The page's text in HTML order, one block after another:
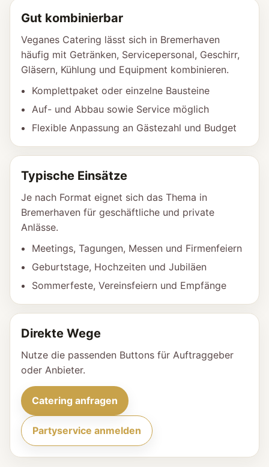
Gut kombinierbar
Veganes Catering lässt sich in Bremerhaven
häufig mit Getränken, Servicepersonal, Geschirr,
Gläsern, Kühlung und Equipment kombinieren.
Komplettpaket oder einzelne Bausteine
Auf- und Abbau sowie Service möglich
Flexible Anpassung an Gästezahl und Budget
Typische Einsätze
Je nach Format eignet sich das Thema in
Bremerhaven für geschäftliche und private
Anlässe.
Meetings, Tagungen, Messen und Firmenfeiern
Geburtstage, Hochzeiten und Jubiläen
Sommerfeste, Vereinsfeiern und Empfänge
Direkte Wege
Nutze die passenden Buttons für Auftraggeber
oder Anbieter.
Catering anfragen
Partyservice anmelden